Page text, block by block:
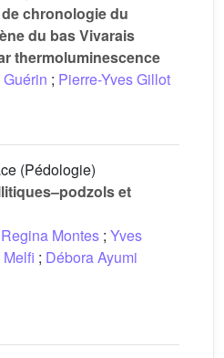
chronologie du
du bas Vivarais
thermoluminescence
; Pierre-Yves Gillot
(Pédologie)
et
Montes ; Yves
; Débora Ayumi